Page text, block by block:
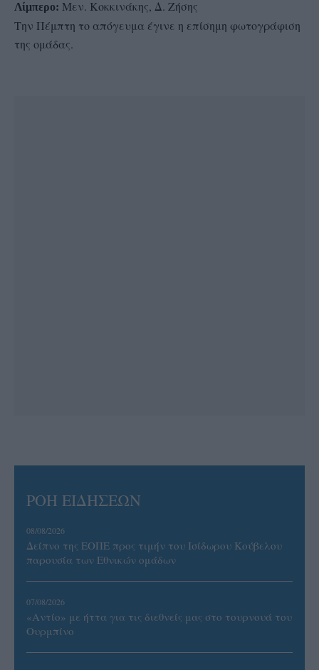
Λίμπερο: Μεν. Κοκκινάκης, Δ. Ζήσης
Την Πέμπτη το απόγευμα έγινε η επίσημη φωτογράφιση
της ομάδας.
ΡΟΗ ΕΙΔΗΣΕΩΝ
08/08/2026
Δείπνο της ΕΟΠΕ προς τιμήν του Ισίδωρου Κούβελου
παρουσία των Εθνικών ομάδων
07/08/2026
«Αντίο» με ήττα για τις διεθνείς μας στο τουρνουά του
Ουρμπίνο